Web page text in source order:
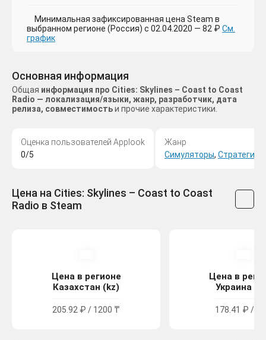
Минимальная зафиксированная цена Steam в
выбранном регионе (Россия) с 02.04.2020 — 82 ₽ См.
график
Основная информация
Общая информация про Cities: Skylines – Coast to Coast
Radio — локализация/языки, жанр, разработчик, дата
релиза, совместимостьи прочие характеристики.
Оценка пользователей Applook
0/5
Жанр
Симуляторы, Стратегии
Цена на Cities: Skylines – Coast to Coast
Radio в Steam
Цена в регионе
Казахстан (kz)
205.92 ₽ / 1200 ₸
Цена в
Украина
178.41 ₽ /